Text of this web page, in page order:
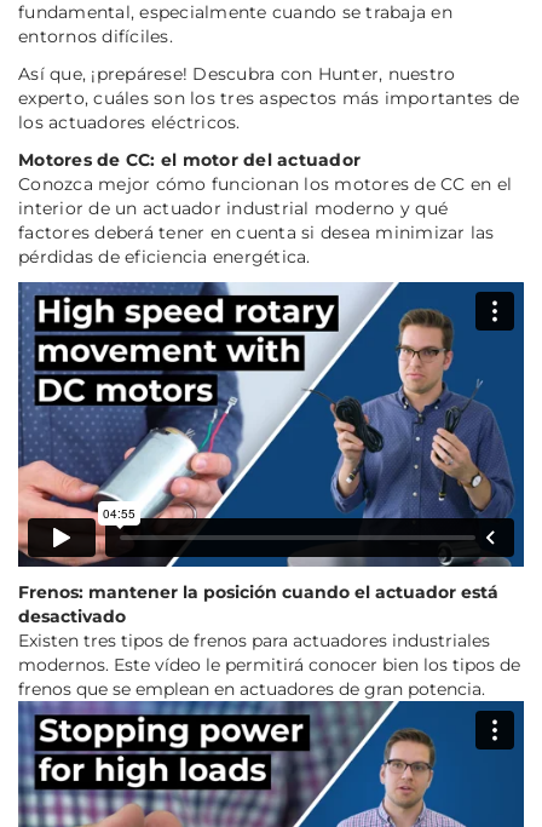
fundamental, especialmente cuando se trabaja en
entornos difíciles.
Así que, ¡prepárese! Descubra con Hunter, nuestro
experto, cuáles son los tres aspectos más importantes de
los actuadores eléctricos.
Motores de CC: el motor del actuador
Conozca mejor cómo funcionan los motores de CC en el
interior de un actuador industrial moderno y qué
factores deberá tener en cuenta si desea minimizar las
pérdidas de eficiencia energética.
Frenos: mantener la posición cuando el actuador está
desactivado
Existen tres tipos de frenos para actuadores industriales
modernos. Este vídeo le permitirá conocer bien los tipos de
frenos que se emplean en actuadores de gran potencia.